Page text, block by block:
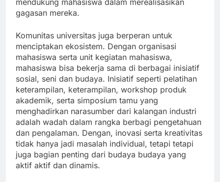
mendukung mahasiswa dalam merealisasikan
gagasan mereka.
Komunitas universitas juga berperan untuk
menciptakan ekosistem. Dengan organisasi
mahasiswa serta unit kegiatan mahasiswa,
mahasiswa bisa bekerja sama di berbagai inisiatif
sosial, seni dan budaya. Inisiatif seperti pelatihan
keterampilan, keterampilan, workshop produk
akademik, serta simposium tamu yang
menghadirkan narasumber dari kalangan industri
adalah wadah dalam rangka berbagi pengetahuan
dan pengalaman. Dengan, inovasi serta kreativitas
tidak hanya jadi masalah individual, tetapi tetapi
juga bagian penting dari budaya budaya yang
aktif aktif dan dinamis.